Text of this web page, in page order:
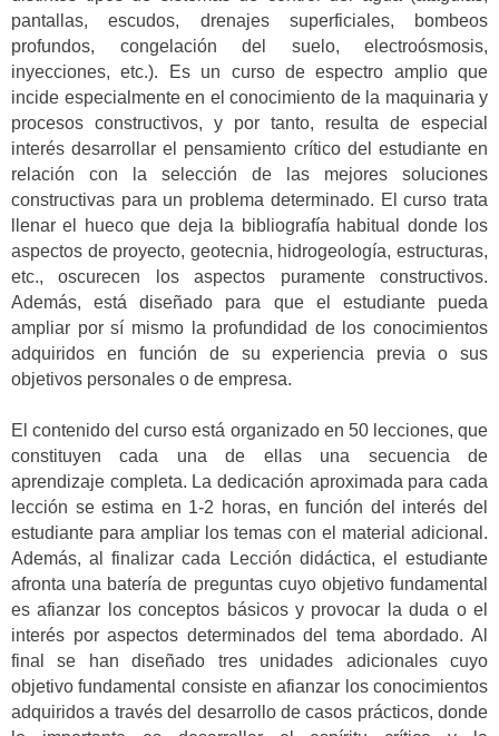
pantallas, escudos, drenajes superficiales, bombeos
profundos, congelación del suelo, electroósmosis,
inyecciones, etc.). Es un curso de espectro amplio que
incide especialmente en el conocimiento de la maquinaria y
procesos constructivos, y por tanto, resulta de especial
interés desarrollar el pensamiento crítico del estudiante en
relación con la selección de las mejores soluciones
constructivas para un problema determinado. El curso trata
llenar el hueco que deja la bibliografía habitual donde los
aspectos de proyecto, geotecnia, hidrogeología, estructuras,
etc., oscurecen los aspectos puramente constructivos.
Además, está diseñado para que el estudiante pueda
ampliar por sí mismo la profundidad de los conocimientos
adquiridos en función de su experiencia previa o sus
objetivos personales o de empresa.
El contenido del curso está organizado en 50 lecciones, que
constituyen cada una de ellas una secuencia de
aprendizaje completa. La dedicación aproximada para cada
lección se estima en 1-2 horas, en función del interés del
estudiante para ampliar los temas con el material adicional.
Además, al finalizar cada Lección didáctica, el estudiante
afronta una batería de preguntas cuyo objetivo fundamental
es afianzar los conceptos básicos y provocar la duda o el
interés por aspectos determinados del tema abordado. Al
final se han diseñado tres unidades adicionales cuyo
objetivo fundamental consiste en afianzar los conocimientos
adquiridos a través del desarrollo de casos prácticos, donde